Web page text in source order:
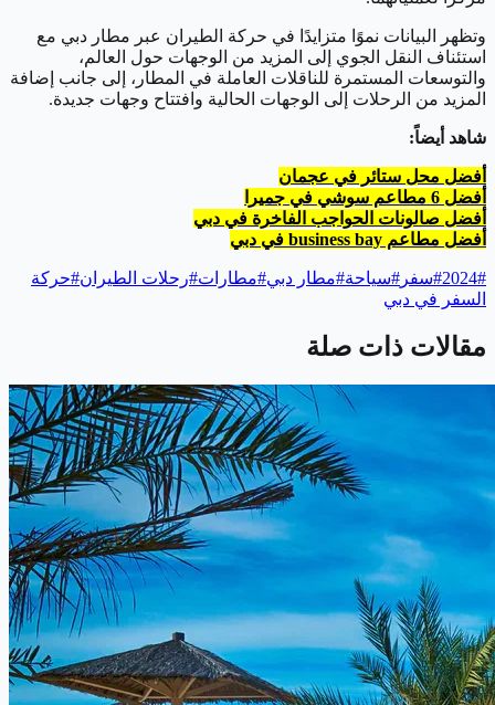
وتظهر البيانات نموًا متزايدًا في حركة الطيران عبر مطار دبي مع
استئناف النقل الجوي إلى المزيد من الوجهات حول العالم،
والتوسعات المستمرة للناقلات العاملة في المطار، إلى جانب إضافة
المزيد من الرحلات إلى الوجهات الحالية وافتتاح وجهات جديدة.
شاهد أيضاً:
أفضل محل ستائر في عجمان
أفضل 6 مطاعم سوشي في جميرا
أفضل صالونات الحواجب الفاخرة في دبي
أفضل مطاعم business bay في دبي
#2024# سفر #سياحة#مطار دبي#مطارات#رحلات الطيران#حركة
السفر في دبي
مقالات ذات صلة